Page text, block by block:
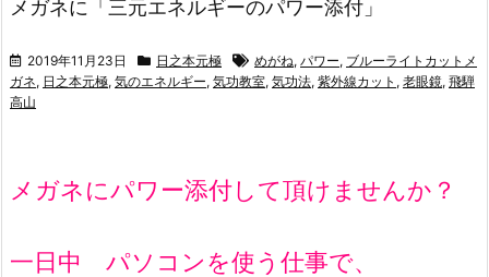
メガネに「三元エネルギーのパワー添付」
2019年11月23日 日之本元極 めがね, パワー, ブルーライトカットメ
ガネ, 日之本元極, 気のエネルギー, 気功教室, 気功法, 紫外線カット , 老眼鏡, 飛騨
高山
メガネにパワー添付して頂けませんか？
一日中 パソコンを使う仕事で、